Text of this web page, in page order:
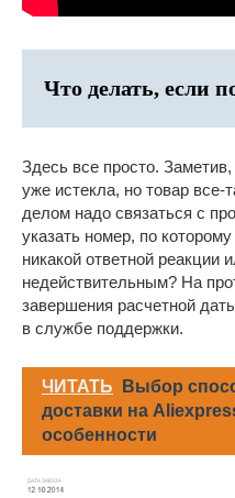
Что делать, если
Здесь все просто.
уже истекла, но товар
делом надо связаться с
указать номер, по
никакой ответной реакции
недействительным? На
завершения расчетной
в службе поддержки.
ЧИТАТЬ
Выбор
доставки на
особенности